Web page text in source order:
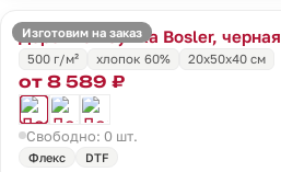
Изготовим на заказ
Дорожная сумка Bosler, черная
500 г/м²
хлопок 60% 20х50х40 см
от 8 589 ₽
Свободно: 0 шт.
Флекс DTF